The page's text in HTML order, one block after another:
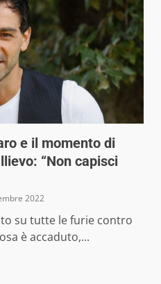
e il momento di
“Non capisci
2022
su tutte le furie contro
è accaduto,...